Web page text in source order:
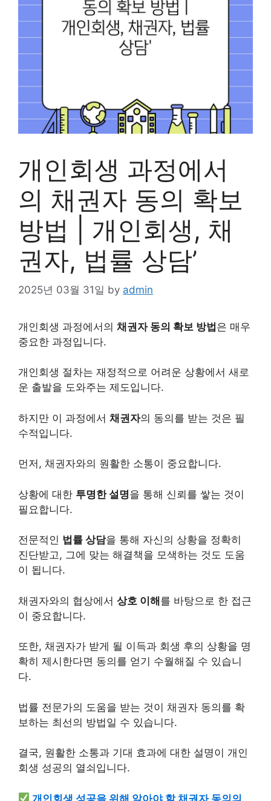
개인회생 과정에서
의 채권자 동의 확보
방법 | 개인회생, 채
권자, 법률 상담’
2025년 03월 31일 by admin
개인회생 과정에서의 채권자 동의 확보 방법은 매우
중요한 과정입니다.
개인회생 절차는 재정적으로 어려운 상황에서 새로
운 출발을 도와주는 제도입니다.
하지만 이 과정에서 채권자의 동의를 받는 것은 필
수적입니다.
먼저, 채권자와의 원활한 소통이 중요합니다.
상황에 대한 투명한 설명을 통해 신뢰를 쌓는 것이
필요합니다.
전문적인 법률 상담을 통해 자신의 상황을 정확히
진단받고, 그에 맞는 해결책을 모색하는 것도 도움
이 됩니다.
채권자와의 협상에서 상호 이해를 바탕으로 한 접근
이 중요합니다.
또한, 채권자가 받게 될 이득과 회생 후의 상황을 명
확히 제시한다면 동의를 얻기 수월해질 수 있습니
다.
법률 전문가의 도움을 받는 것이 채권자 동의를 확
보하는 최선의 방법일 수 있습니다.
결국, 원활한 소통과 기대 효과에 대한 설명이 개인
회생 성공의 열쇠입니다.
개인회생 성공을 위해 알아야 할 채권자 동의의